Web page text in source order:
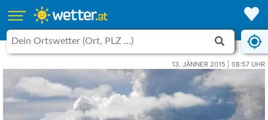
13. JÄNNER 2015 | 08:57 UHR